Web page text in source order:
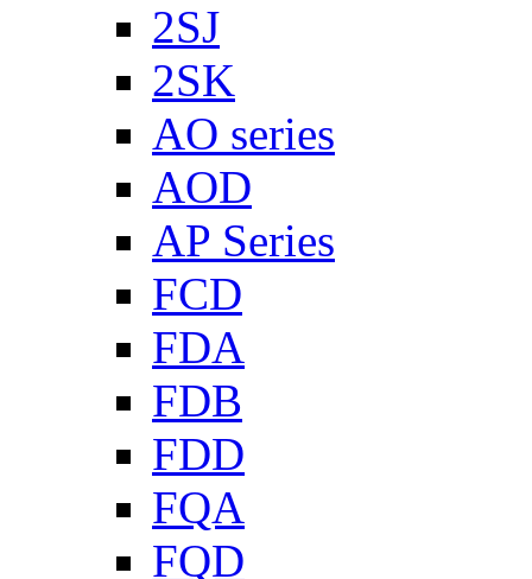
2SJ
2SK
AO series
AOD
AP Series
FCD
FDA
FDB
FDD
FQA
FQD